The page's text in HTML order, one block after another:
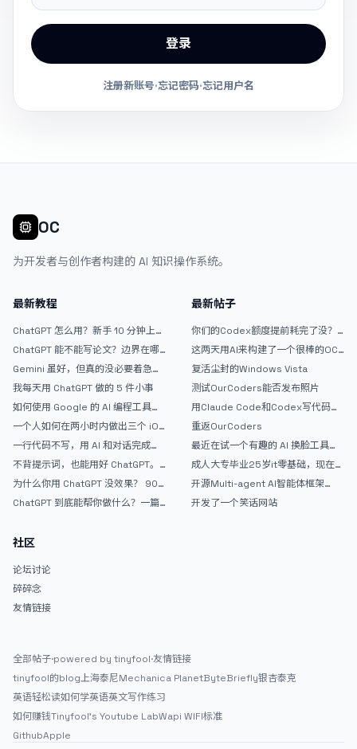
登录
注册新账号·忘记密码·忘记用户名
OC
为开发者与创作者构建的 AI 知识操作系统。
最新教程
ChatGPT 怎么用？新手 10 分钟上手
ChatGPT 能不能写论文？边界在哪
Gemini 虽好，但真的没必要着急放
弃 ChatGPT
我每天用 ChatGPT 做的 5 件小事
如何使用 Google 的 AI 编程工具
AntiGravity：独立开发者的新时代
武器
一个人如何在两小时内做出三个 iOS
APP？｜AntiGravity + Gemini 3 实
战完整记录
一行代码不写，用 AI 和对话完成一
个完整网站：《图书天堂》实战记录
不背提示词，也能用好 ChatGPT。
一个万能提问模板
为什么你用 ChatGPT 没效果？ 90%
的人第一步就问错了
ChatGPT 到底能帮你做什么？一篇
最新帖子
你们的Codex额度提前耗完了没？
戒断反应如何？
这两天用AI来构建了一个很棒的OC
论坛精华区
复活尘封的Windows Vista
测试OurCoders能否发布照片
用Claude Code和Codex写代码真
的爽，但是App怎么挣钱还是很难啊
重返OurCoders
最近在试一个有趣的 AI 换脸工具，
效果挺不错
成人大专毕业25岁it零基础，现在想
考软件设计师，有什么好的建议吗，
谢谢！
开源Multi-agent AI智能体框架
aevatar.ai，欢迎大家贡献代码
开发了一个笑话网站
社区
论坛讨论
碎碎念
友情链接
全部帖子·powered by tinyfool·友情链接
tinyfool的blog上海泰尼Mechanica PlanetByteBriefly银杏泰克
英语轻松读如何学英语英文写作练习
如何赚钱Tinyfool's Youtube LabWapi WIFI标准
GithubApple